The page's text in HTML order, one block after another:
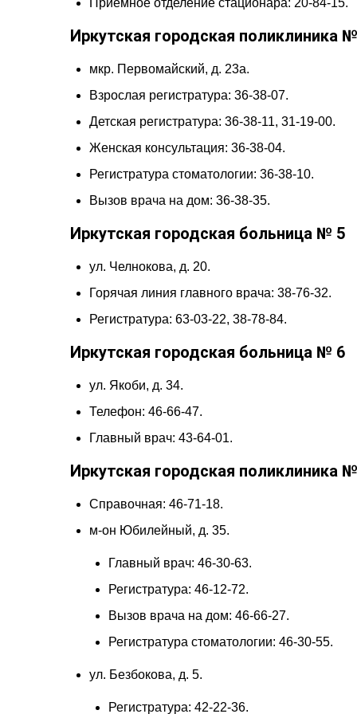
Приёмное отделение стационара: 20-84-15.
Иркутская городская поликлиника
мкр. Первомайский, д. 23а.
Взрослая регистратура: 36-38-07.
Детская регистратура: 36-38-11, 31-19-00.
Женская консультация: 36-38-04.
Регистратура стоматологии: 36-38-10.
Вызов врача на дом: 36-38-35.
Иркутская городская больница № 5
ул. Челнокова, д. 20.
Горячая линия главного врача: 38-76-32.
Регистратура: 63-03-22, 38-78-84.
Иркутская городская больница № 6
ул. Якоби, д. 34.
Телефон: 46-66-47.
Главный врач: 43-64-01.
Иркутская городская поликлиника
Справочная: 46-71-18.
м-он Юбилейный, д. 35.
Главный врач: 46-30-63.
Регистратура: 46-12-72.
Вызов врача на дом: 46-66-27.
Регистратура стоматологии: 46-30-55.
ул. Безбокова, д. 5.
Регистратура: 42-22-36.